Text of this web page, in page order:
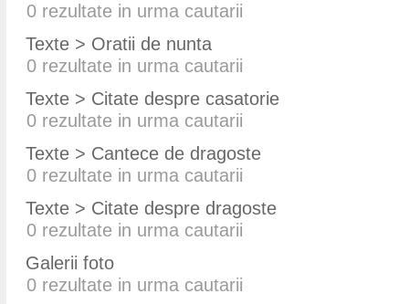
0 rezultate in urma cautarii
Texte > Oratii de nunta
0 rezultate in urma cautarii
Texte > Citate despre casatorie
0 rezultate in urma cautarii
Texte > Cantece de dragoste
0 rezultate in urma cautarii
Texte > Citate despre dragoste
0 rezultate in urma cautarii
Galerii foto
0 rezultate in urma cautarii